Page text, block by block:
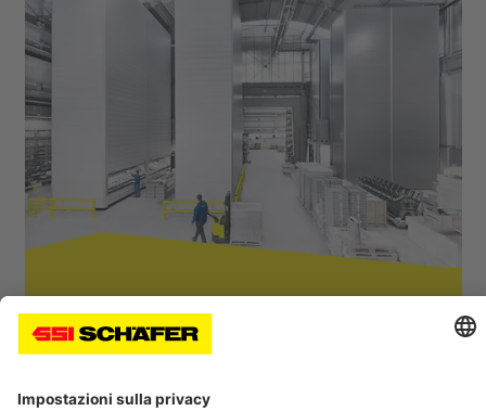
Case Study QuantiParts